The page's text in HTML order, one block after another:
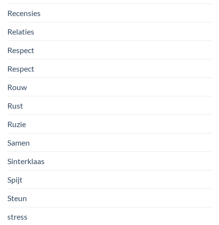
Recensies
Relaties
Respect
Respect
Rouw
Rust
Ruzie
Samen
Sinterklaas
Spijt
Steun
stress